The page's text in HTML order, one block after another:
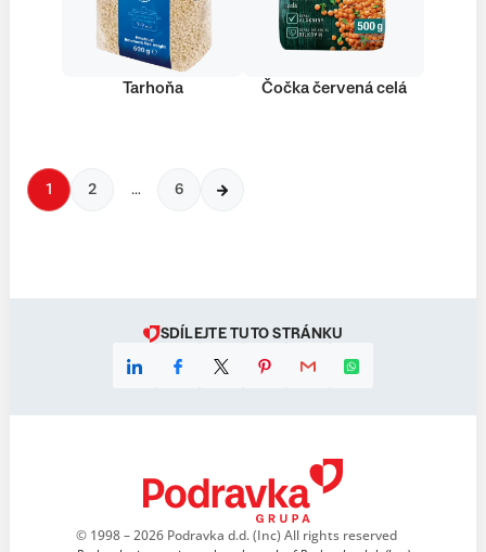
Tarhoňa Čočka červená celá
1 2 … 6
SDÍLEJTE TUTO STRÁNKU
© 1998 – 2026 Podravka d.d. (Inc) All rights reserved